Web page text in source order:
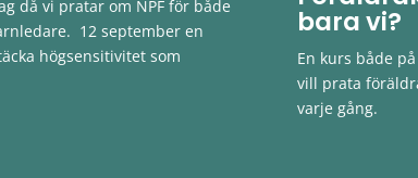
då vi pratar om NPF för både
12 september en
högsensitivitet som
bara vi?
En kurs både
vill prata
varje gång.